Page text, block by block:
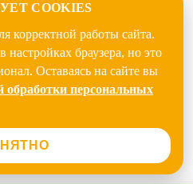
COOKIES
корректной работы сайта.
браузера, но это
Оставаясь на сайте вы
обработки персональных